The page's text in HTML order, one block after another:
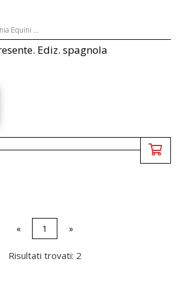
Equini ...
Ediz. spagnola
« 1 »
Risultati trovati: 2